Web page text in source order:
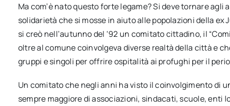
Ma com’è nato questo forte legame? Si deve tornare
solidarietà che si mosse in aiuto alle popolazioni della ex
si creò nell’autunno del ‘92 un comitato cittadino, il
oltre al comune coinvolgeva diverse realtà della città e
gruppi e singoli per offrire ospitalità ai profughi per il
Un comitato che negli anni ha visto il coinvolgimento di
sempre maggiore di associazioni, sindacati, scuole, enti